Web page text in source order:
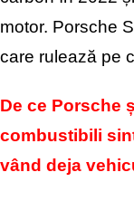
motor. Porsche
care rulează pe
De ce Porsche
combustibili
vând deja